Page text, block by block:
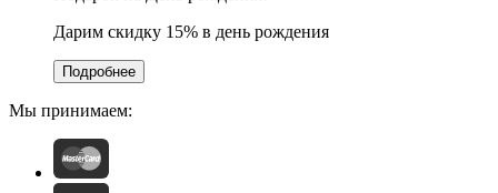
Дарим скидку 15% в день рождения
Подробнее
Мы принимаем: